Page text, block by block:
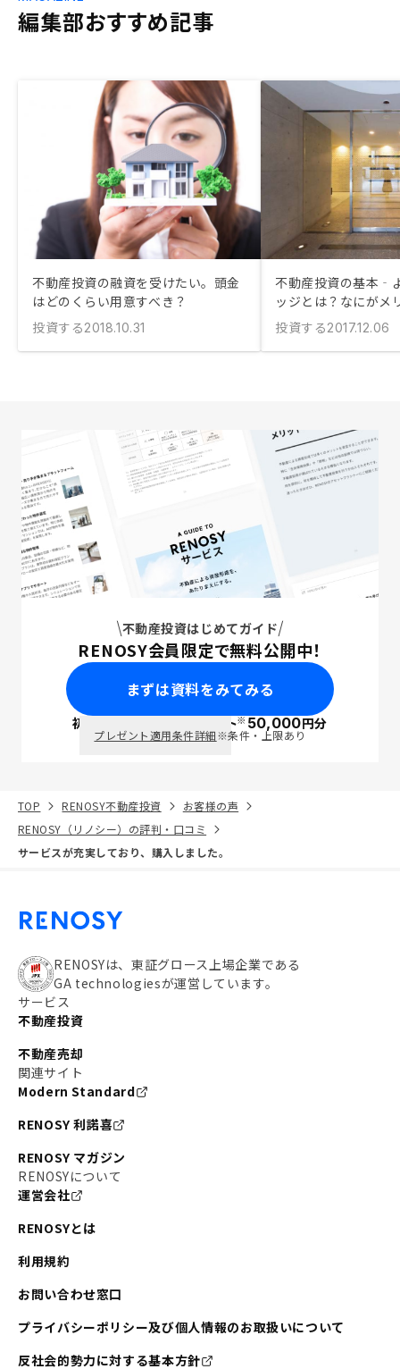
編集部おすすめ記事
不動産投資の融資を受けたい。頭金
はどのくらい用意すべき？
投資する2018.10.31
不動産投資の基本‐
ッジとは？なにがメ
投資する2017.12.06
不動産投資はじめてガイド
RENOSY会員限定で無料公開中！
まずは資料をみてみる
初回面談で ポイント※50,000円分
プレゼント適用条件詳細※条件・上限あり
TOP RENOSY不動産投資
お客様の声
RENOSY（リノシー）の評判・口コミ
サービスが充実しており、購入しました。
RENOSYは、東証グロース上場企業である
GA technologiesが運営しています。
サービス
不動産投資
不動産売却
関連サイト
Modern Standard
RENOSY 利諾喜
RENOSY マガジン
RENOSYについて
運営会社
RENOSYとは
利用規約
お問い合わせ窓口
プライバシーポリシー及び個人情報のお取扱いについて
反社会的勢力に対する基本方針